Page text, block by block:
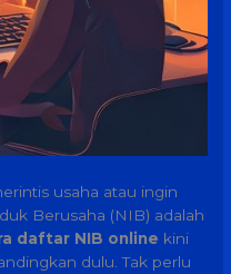
usaha atau ingin
Berusaha (NIB) adalah
daftar NIB online kini
dulu. Tak perlu